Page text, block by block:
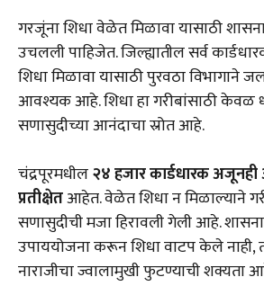
गरजूंना शिधा वेळेत मिळावा यासाठी
उचलली पाहिजेत. जिल्ह्यातील सर्व
शिधा मिळावा यासाठी पुरवठा विभागाने
आवश्यक आहे. शिधा हा गरीबांसाठी केवळ
सणासुदीच्या आनंदाचा स्रोत आहे.
चंद्रपूरमधील२४ हजार कार्डधारक अजूनही
प्रतीक्षेतआहेत. वेळेत शिधा न मिळाल्याने
सणासुदीची मजा हिरावली गेली आहे.
उपाययोजना करून शिधा वाटप केले नाही,
नाराजीचा ज्वालामुखी फुटण्याची शक्यता